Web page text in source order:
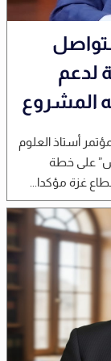
لدعم
المشروع
أستاذ العلوم
على خطة
غزة مؤكدا...